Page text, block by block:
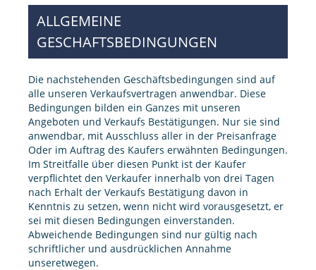
ALLGEMEINE
GESCHAFTSBEDINGUNGEN
Die nachstehenden Geschäftsbedingungen sind auf
alle unseren Verkaufsvertragen anwendbar. Diese
Bedingungen bilden ein Ganzes mit unseren
Angeboten und Verkaufs Bestätigungen. Nur sie sind
anwendbar, mit Ausschluss aller in der Preisanfrage
Oder im Auftrag des Kaufers erwähnten Bedingungen.
Im Streitfalle über diesen Punkt ist der Kaufer
verpflichtet den Verkaufer innerhalb von drei Tagen
nach Erhalt der Verkaufs Bestätigung davon in
Kenntnis zu setzen, wenn nicht wird vorausgesetzt, er
sei mit diesen Bedingungen einverstanden.
Abweichende Bedingungen sind nur gültig nach
schriftlicher und ausdrücklichen Annahme
unseretwegen.